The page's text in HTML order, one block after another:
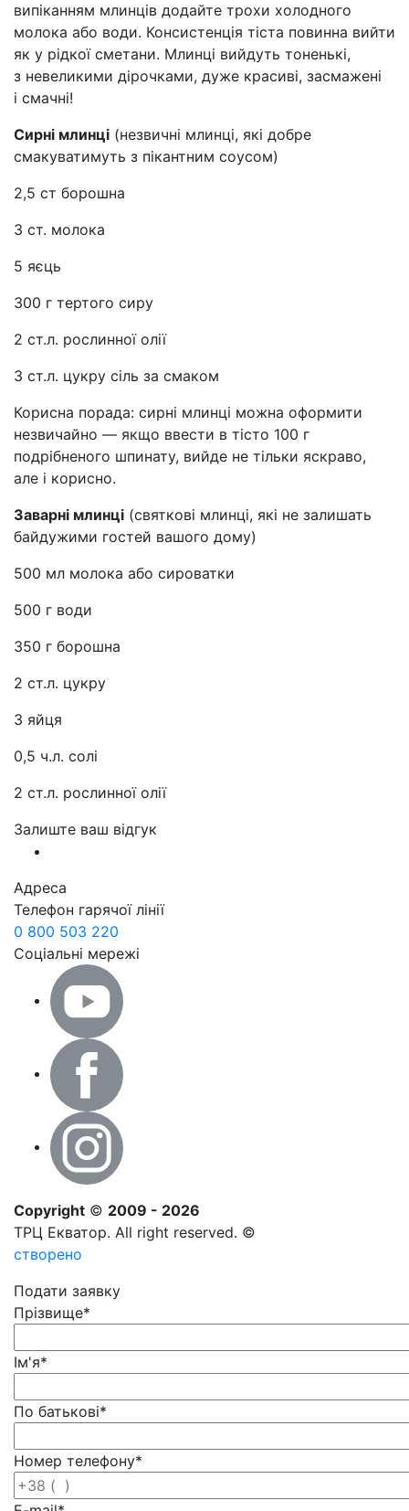
випіканням млинців додайте трохи холодного
молока або води. Консистенція тіста повинна вийти
як у рідкої сметани. Млинці вийдуть тоненькі,
з невеликими дірочками, дуже красиві, засмажені
і смачні!
Сирні млинці (незвичні млинці, які добре
смакуватимуть з пікантним соусом)
2,5 ст борошна
3 ст. молока
5 яєць
300 г тертого сиру
2 ст.л. рослинної олії
3 ст.л. цукру сіль за смаком
Корисна порада: сирні млинці можна оформити
незвичайно — якщо ввести в тісто 100 г
подрібненого шпинату, вийде не тільки яскраво,
але і корисно.
Заварні млинці (святкові млинці, які не залишать
байдужими гостей вашого дому)
500 мл молока або сироватки
500 г води
350 г борошна
2 ст.л. цукру
3 яйця
0,5 ч.л. солі
2 ст.л. рослинної олії
Залиште ваш відгук
Адреса
Телефон гарячої лінії
0 800 503 220
Соціальні мережі
Copyright © 2009 - 2026
ТРЦ Екватор. All right reserved. ©
створено
Подати заявку
Прізвище*
Ім'я*
По батькові*
Номер телефону*